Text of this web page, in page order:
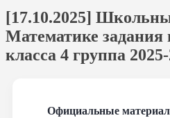
[17.10.2025]
Математике задания
класса 4 группа 2025-
Официальные